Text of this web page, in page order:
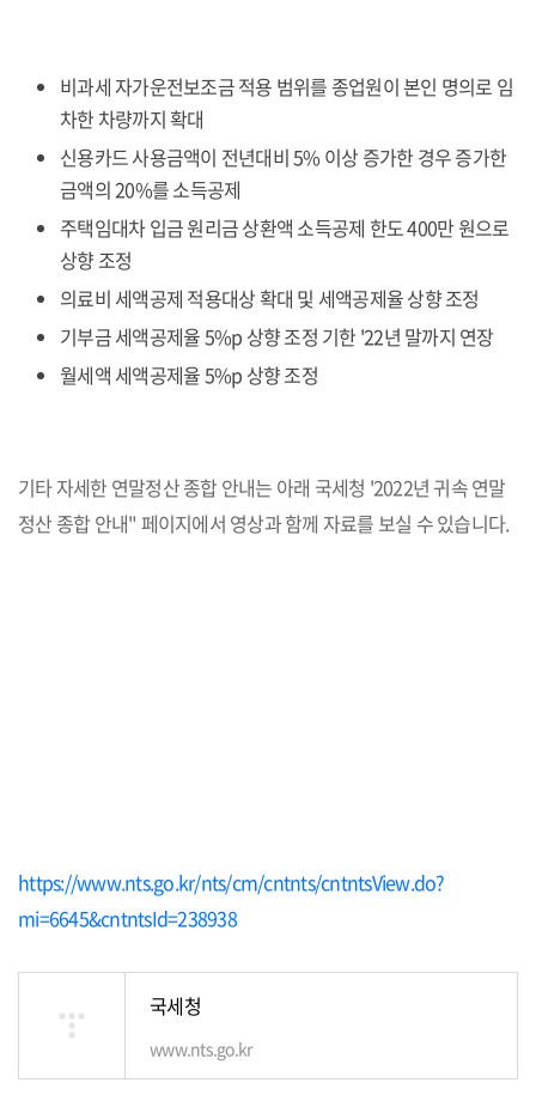
비과세 자가운전보조금 적용 범위를 종업원이 본인 명의로 임
차한 차량까지 확대
신용카드 사용금액이 전년대비 5% 이상 증가한 경우 증가한
금액의 20%를 소득공제
주택임대차 입금 원리금 상환액 소득공제 한도 400만 원으로
상향 조정
의료비 세액공제 적용대상 확대 및 세액공제율 상향 조정
기부금 세액공제율 5%p 상향 조정 기한 '22년 말까지 연장
월세액 세액공제율 5%p 상향 조정
기타 자세한 연말정산 종합 안내는 아래 국세청 '2022년 귀속 연말
정산 종합 안내" 페이지에서 영상과 함께 자료를 보실 수 있습니다.
https://www.nts.go.kr/nts/cm/cntnts/cntntsView.do?
mi=6645&cntntsId=238938
국세청
www.nts.go.kr